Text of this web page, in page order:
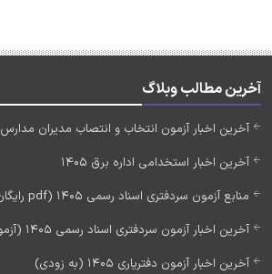
آخرین مطالب وبلاگ
آخرین اخبار آزمون انتخاب و انتصاب مدیران مدارس 1405 (کارت آزمون)
آخرین اخبار استخدامی اداره برق 1405
منابع آزمون سردفتری اسناد رسمی 1405 (pdf رایگان)
آخرین اخبار آزمون سردفتری اسناد رسمی 1405 (آزمون جدید)
آخرین اخبار آزمون دفتریاری 1405 (به زودی)